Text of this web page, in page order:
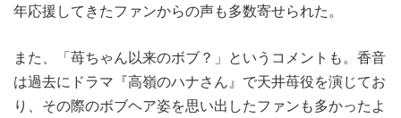
年応援してきたファンからの声も多数寄せられた。
また、「苺ちゃん以来のボブ？」というコメントも。香音
は過去にドラマ『高嶺のハナさん』で天井苺役を演じてお
り、その際のボブヘア姿を思い出したファンも多かったよ